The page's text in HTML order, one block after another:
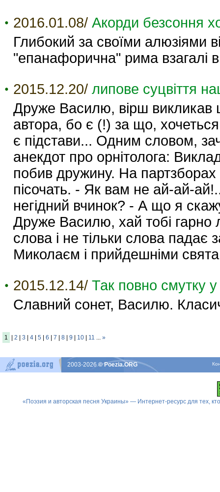
2016.01.08/ Акорди безсоння
Глибокий за своїми алюзіями
"епанафорична" рима
2015.12.20/ липове суцвіття
Друже Василю, вірш викликав
автора, бо є (!) за що,
є підстави... Одним словом,
анекдот про орнітолога:
побив дружину. На партзборах
пісочать. - Як вам не ай-ай-
негідний вчинок? - А що я
Друже Василю, хай тобі гарно
слова і не тільки слова падає
Миколаєм і прийдешніми
2015.12.14/ Так повно смутку у
Славний сонет, Василю.
1 2 3 4 5 6 7 8 9 10 11 ... »
2003-2026© Poezia.ORG
«Поэзия и авторская песня Украины» — Интернет-ресурс для тех,